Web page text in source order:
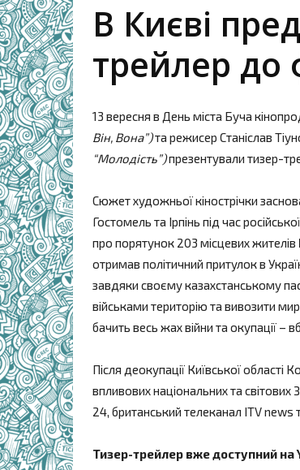
В Києві
трейлер до
13 вересня в День міста Буча
Він, Вона”)та режисер Станіслав
“Молодість”)презентували тизер-
Сюжет художньої кінострічки
Гостомель та Ірпінь під час
про порятунок 203 місцевих жителів
отримав політичний притулок в
завдяки своєму казахстанському
військами територію та вивозити
бачить весь жах війни та окупації –
Після деокупації Київської області
впливових національних та
24, британський телеканал ITV news
Тизер-трейлер вже доступний на